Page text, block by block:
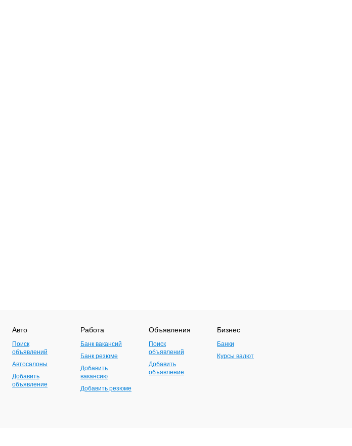
Авто
Поиск
объявлений
Автосалоны
Добавить
объявление
Работа
Банк вакансий
Банк резюме
Добавить
вакансию
Добавить резюме
Объявления
Поиск
объявлений
Добавить
объявление
Бизнес
Банки
Курсы валют